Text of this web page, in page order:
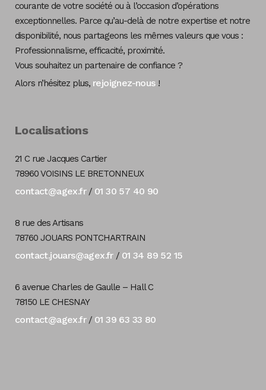
courante de votre société ou à l’occasion d’opérations
exceptionnelles. Parce qu’au-delà de notre expertise et notre
disponibilité, nous partageons les mêmes valeurs que vous :
Professionnalisme, efficacité, proximité.
Vous souhaitez un partenaire de confiance ?
Alors n’hésitez plus, rejoignez-nous!
Localisations
21 C rue Jacques Cartier
78960 VOISINS LE BRETONNEUX
contact@agex.fr/ 01 30 57 40 90
8 rue des Artisans
78760 JOUARS PONTCHARTRAIN
contact.jouars@agex.fr/ 01 34 89 52 15
6 avenue Charles de Gaulle – Hall C
78150 LE CHESNAY
contact@agex.fr/ 01 39 63 33 80